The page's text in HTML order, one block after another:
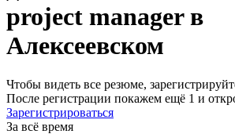
project manager в
Алексеевском
Чтобы видеть все резюме,
После регистрации покажем ещё 1 и
Зарегистрироваться
За всё время